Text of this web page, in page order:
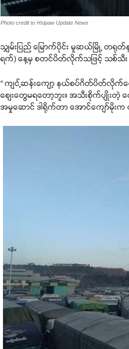
Photo credit to Hsipaw Update News
သျှမ်းပြည် မြောက်ပိုင်း မူဆယ်မြို့ တ
ရက်) နေ့မှ စတင်ပိတ်လိုက်သဖြင့် သစ်သီး
“ ကျင့်ဆန်းကျော့ နယ်စပ်ဂိတ်ပိတ်လို
စျေးတွေမရတော့ဘူး။ အသီးစိုက်ပျိုး
အမှုဆောင် ဒါရိုက်တာ အောင်ကျော်မိုးက